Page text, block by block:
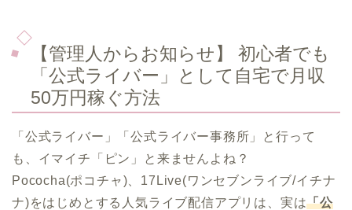
【管理人からお知らせ】 初心者でも
「公式ライバー」として自宅で月収
50万円稼ぐ方法
「公式ライバー」「公式ライバー事務所」と行って
も、イマイチ「ピン」と来ませんよね？
Pococha(ポコチャ)、17Live(ワンセブンライブ/イチナ
ナ)をはじめとする人気ライブ配信アプリは、実は「公